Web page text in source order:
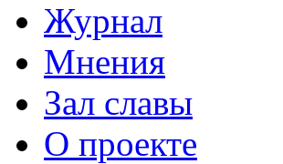
Журнал
Мнения
Зал славы
О проекте